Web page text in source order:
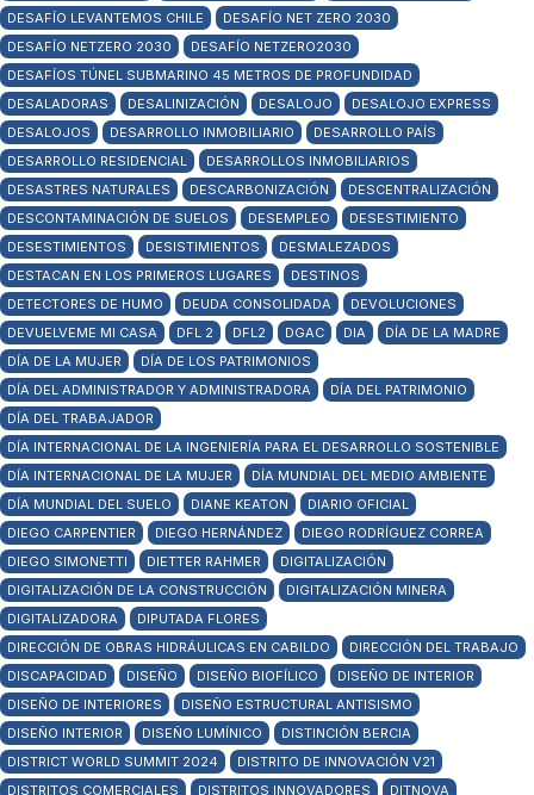
DESAFÍO LEVANTEMOS CHILE
DESAFÍO NET ZERO 2030
DESAFÍO NETZERO 2030
DESAFÍO NETZERO2030
DESAFÍOS TÚNEL SUBMARINO 45 METROS DE PROFUNDIDAD
DESALADORAS
DESALINIZACIÓN DESALOJO
DESALOJO EXPRESS
DESALOJOS
DESARROLLO INMOBILIARIO
DESARROLLO PAÍS
DESARROLLO RESIDENCIAL
DESARROLLOS INMOBILIARIOS
DESASTRES NATURALES
DESCARBONIZACIÓN
DESCENTRALIZACIÓN
DESCONTAMINACIÓN DE SUELOS
DESEMPLEO
DESESTIMIENTO
DESESTIMIENTOS
DESISTIMIENTOS
DESMALEZADOS
DESTACAN EN LOS PRIMEROS LUGARES
DESTINOS
DETECTORES DE HUMO
DEUDA CONSOLIDADA
DEVOLUCIONES
DEVUELVEME MI CASA
DFL 2 DFL2 DGAC DIA
DÍA DE LA MADRE
DÍA DE LA MUJER
DÍA DE LOS PATRIMONIOS
DÍA DEL ADMINISTRADOR Y ADMINISTRADORA
DÍA DEL PATRIMONIO
DÍA DEL TRABAJADOR
DÍA INTERNACIONAL DE LA INGENIERÍA PARA EL DESARROLLO SOSTENIBLE
DÍA INTERNACIONAL DE LA MUJER
DÍA MUNDIAL DEL MEDIO AMBIENTE
DÍA MUNDIAL DEL SUELO
DIANE KEATON
DIARIO OFICIAL
DIEGO CARPENTIER
DIEGO HERNÁNDEZ
DIEGO RODRÍGUEZ CORREA
DIEGO SIMONETTI
DIETTER RAHMER
DIGITALIZACIÓN
DIGITALIZACIÓN DE LA CONSTRUCCIÓN
DIGITALIZACIÓN MINERA
DIGITALIZADORA
DIPUTADA FLORES
DIRECCIÓN DE OBRAS HIDRÁULICAS EN CABILDO
DIRECCIÓN DEL TRABAJO
DISCAPACIDAD
DISEÑO DISEÑO BIOFÍLICO
DISEÑO DE INTERIOR
DISEÑO DE INTERIORES
DISEÑO ESTRUCTURAL ANTISISMO
DISEÑO INTERIOR
DISEÑO LUMÍNICO
DISTINCIÓN BERCIA
DISTRICT WORLD SUMMIT 2024
DISTRITO DE INNOVACIÓN V21
DISTRITOS COMERCIALES
DISTRITOS INNOVADORES DITNOVA